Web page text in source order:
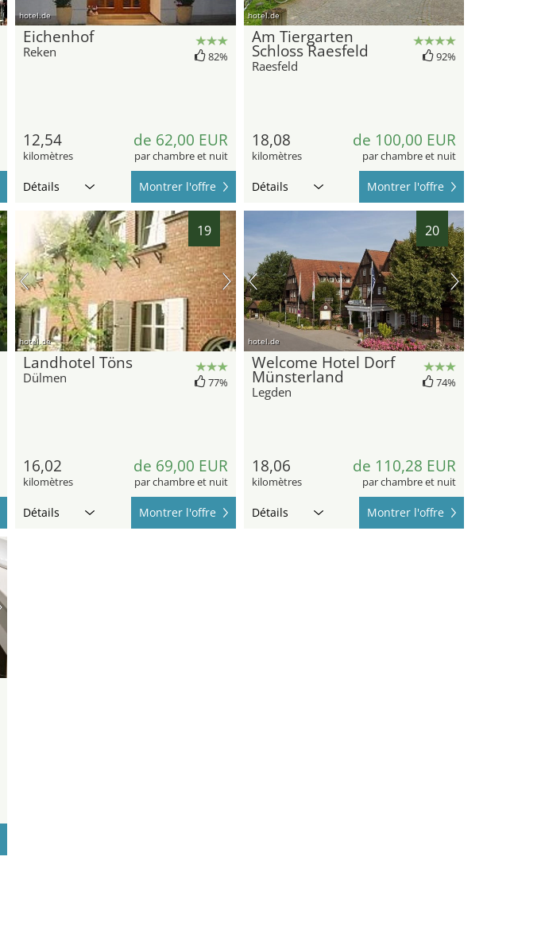
hotel.de
Eichenhof
Reken 82%
12,54
kilomètres
de 62,00 EUR
par chambre et nuit
Détails Montrer l'offre
hotel.de
Am Tiergarten
Schloss Raesfeld
Raesfeld
92%
18,08
kilomètres
de 100,00 EUR
par chambre et nuit
Détails Montrer l'offre
19
hotel.de
Landhotel Töns
Dülmen 77%
16,02
kilomètres
de 69,00 EUR
par chambre et nuit
Détails Montrer l'offre
20
hotel.de
Welcome Hotel Dorf
Münsterland
Legden
74%
18,06
kilomètres
de 110,28 EUR
par chambre et nuit
Détails Montrer l'offre